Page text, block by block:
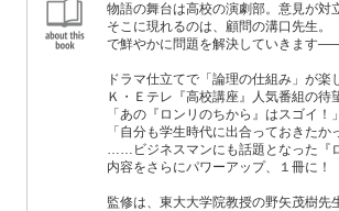
物語の舞台は高校の演劇部。意見が対
そこに現れるのは、顧問の溝口先生。
で鮮やかに問題を解決していきます――
ドラマ仕立てで「論理の仕組み」が楽
Ｋ・Ｅテレ『高校講座』人気番組の待
「あの『ロンリのちから』はスゴイ！」
「自分も学生時代に出合っておきたか
……ビジネスマンにも話題となった『
内容をさらにパワーアップ、１冊に！
監修は、東大大学院教授の野矢茂樹先